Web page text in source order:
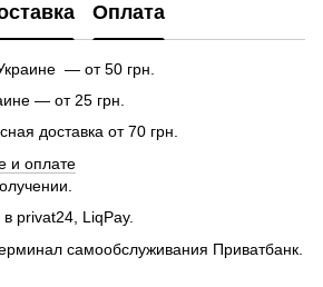
Оплата
— от 50 грн.
— от 25 грн.
доставка от 70 грн.
и оплате
privat24, LiqPay.
самообслуживания Приватбанк.